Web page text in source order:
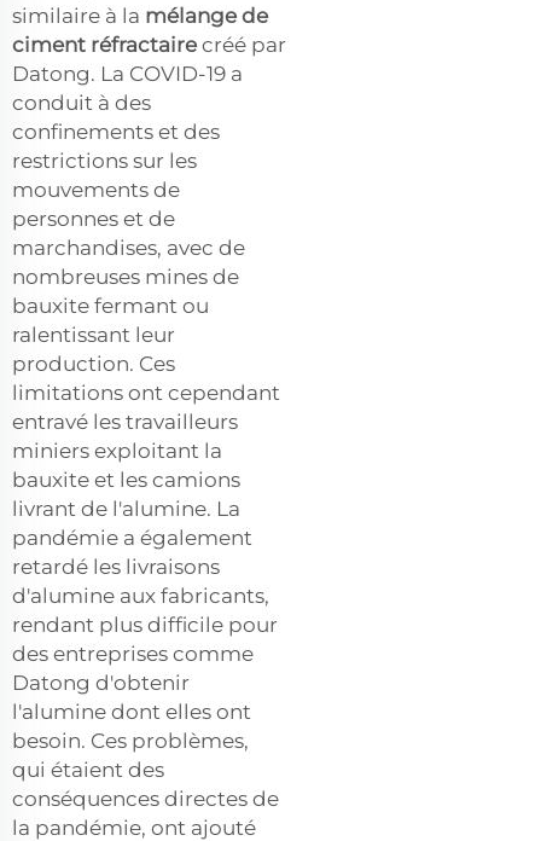
similaire à la mélange de
ciment réfractairecréé par
Datong. La COVID-19 a
conduit à des
confinements et des
restrictions sur les
mouvements de
personnes et de
marchandises, avec de
nombreuses mines de
bauxite fermant ou
ralentissant leur
production. Ces
limitations ont cependant
entravé les travailleurs
miniers exploitant la
bauxite et les camions
livrant de l'alumine. La
pandémie a également
retardé les livraisons
d'alumine aux fabricants,
rendant plus difficile pour
des entreprises comme
Datong d'obtenir
l'alumine dont elles ont
besoin. Ces problèmes,
qui étaient des
conséquences directes de
la pandémie, ont ajouté